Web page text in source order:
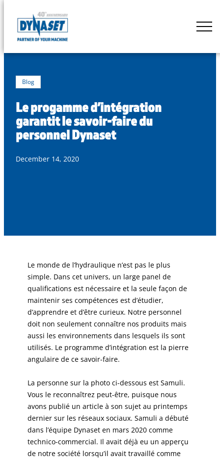
content
DYNASET
Blog
Le progamme d’intégration
garantit le savoir-faire du
personnel Dynaset
December 14, 2020
Le monde de l’hydraulique n’est pas le plus
simple. Dans cet univers, un large panel de
qualifications est nécessaire et la seule façon de
maintenir ses compétences est d’étudier,
d’apprendre et d’être curieux. Notre personnel
doit non seulement connaître nos produits mais
aussi les environnements dans lesquels ils sont
utilisés. Le programme d’intégration est la pierre
angulaire de ce savoir-faire.
La personne sur la photo ci-dessous est Samuli.
Vous le reconnaîtrez peut-être, puisque nous
avons publié un article à son sujet au printemps
dernier sur les réseaux sociaux. Samuli a débuté
dans l’équipe Dynaset en mars 2020 comme
technico-commercial. Il avait déjà eu un apperçu
de notre société lorsqu’il avait travaillé comme